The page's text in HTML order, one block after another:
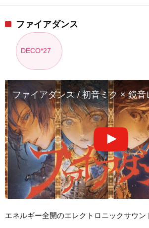
ファイアダンス
DECO*27
ファイアダンス / 初音ミク × 鏡
エネルギー全開のエレクトロニックサウン